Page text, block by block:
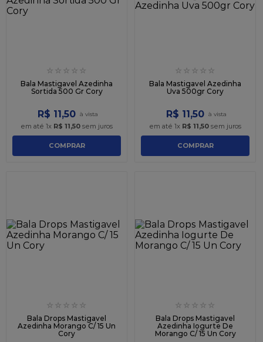
☆ ☆ ☆ ☆ ☆
Bala Mastigavel Azedinha
Sortida 500 Gr Cory
R$ 11,50
em até 1x R$ 11,50 sem juros
COMPRAR
☆ ☆ ☆ ☆ ☆
Bala Mastigavel Azedinha
Uva 500gr Cory
R$ 11,50
em até 1x R$ 11,50 sem juros
COMPRAR
☆ ☆ ☆ ☆ ☆
Bala Drops Mastigavel
Azedinha Morango C/ 15 Un
Cory
☆ ☆ ☆ ☆ ☆
Bala Drops Mastigavel
Azedinha Iogurte De
Morango C/ 15 Un Cory